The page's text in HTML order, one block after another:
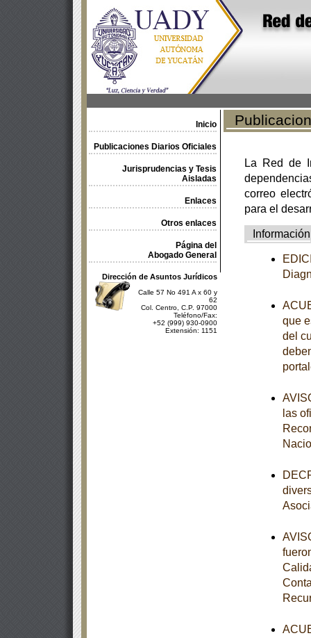
Inicio
Publicaciones Diarios Oficiales
Jurisprudencias y Tesis
Aisladas
Enlaces
Otros enlaces
Página del
Abogado General
Dirección de Asuntos Jurídicos
Calle 57 No 491 A x 60 y
62
Col. Centro, C.P. 97000
Teléfono/Fax:
+52 (999) 930-0900
Extensión: 1151
La Red de
correo
para el
Información
que
del
las